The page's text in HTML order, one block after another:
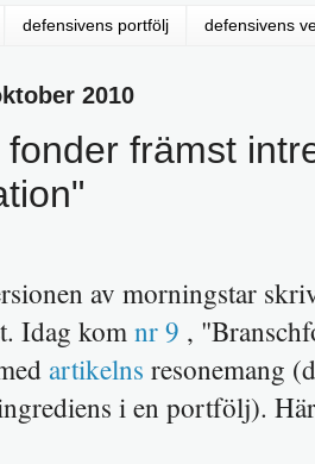
defensivens portfölj defensivens
2010
fonder främst
av morningstar
Idag komnr 9 ,
artikelns resonemang
i en portfölj).